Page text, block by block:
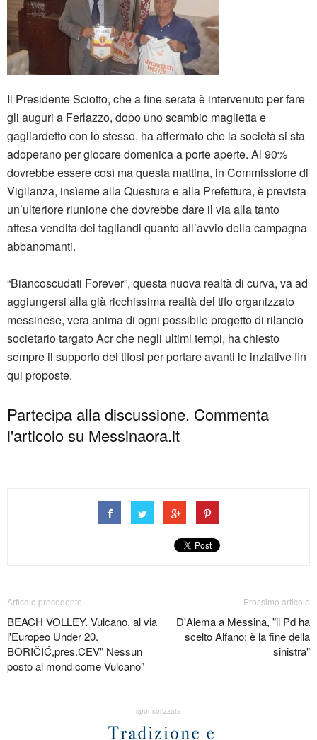
Il Presidente Sciotto, che a fine serata è intervenuto per fare
gli auguri a Ferlazzo, dopo uno scambio maglietta e
gagliardetto con lo stesso, ha affermato che la società si sta
adoperano per giocare domenica a porte aperte. Al 90%
dovrebbe essere così ma questa mattina, in Commissione di
Vigilanza, insìeme alla Questura e alla Prefettura, è prevista
un’ulteriore riunione che dovrebbe dare il via alla tanto
attesa vendita dei tagliandi quanto all’avvio della campagna
abbanomanti.
“Biancoscudati Forever”, questa nuova realtà di curva, va ad
aggiungersi alla già ricchissima realtà del tifo organizzato
messinese, vera anima di ogni possibile progetto di rilancio
societario targato Acr che negli ultimi tempi, ha chiesto
sempre il supporto dei tifosi per portare avanti le inziative fin
qui proposte.
Partecipa alla discussione. Commenta
l'articolo su Messinaora.it
Articolo precedente
BEACH VOLLEY. Vulcano, al via
l'Europeo Under 20.
BORIČIĆ,pres.CEV" Nessun
posto al mond come Vulcano"
Prossimo articolo
D'Alema a Messina, "il Pd ha
scelto Alfano: è la fine della
sinistra"
sponsorizzata